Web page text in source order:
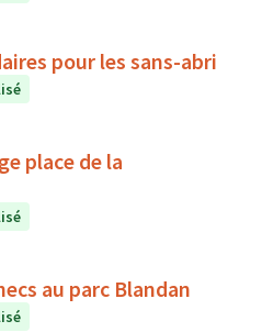
pour les sans-abri
place de la
au parc Blandan